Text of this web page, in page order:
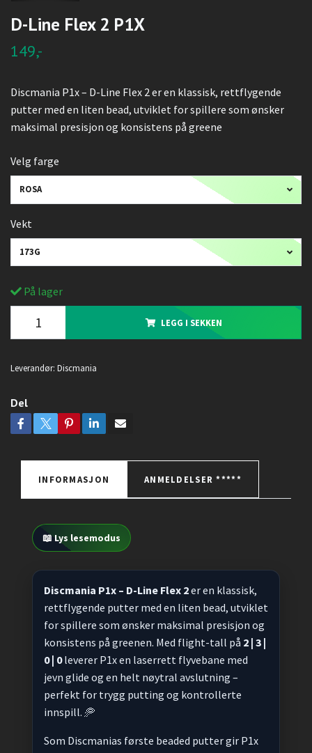
D-Line Flex 2 P1X
149,-
Discmania P1x – D-Line Flex 2 er en klassisk, rettflygende
putter med en liten bead, utviklet for spillere som ønsker
maksimal presisjon og konsistens på greene
Velg farge
ROSA
Vekt
173G
På lager
LEGG I SEKKEN
Leverandør: Discmania
Del
INFORMASJON ANMELDELSER *****
📖 Lys lesemodus
Discmania P1x – D-Line Flex 2er en klassisk,
rettflygende putter med en liten bead, utviklet
for spillere som ønsker maksimal presisjon og
konsistens på greenen. Med flight-tall på 2 | 3 |
0 | 0leverer P1x en laserrett flyvebane med
jevn glide og en helt nøytral avslutning –
perfekt for trygg putting og kontrollerte
innspill. 🥏
Som Discmanias første beaded putter gir P1x